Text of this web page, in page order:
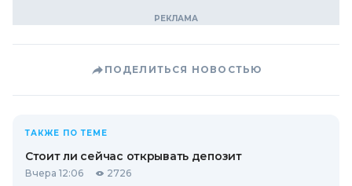
ПОДЕЛИТЬСЯ НОВОСТЬЮ
ТАКЖЕ ПО ТЕМЕ
Стоит ли сейчас открывать депозит
Вчера 12:06 2726